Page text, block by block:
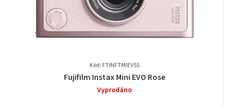
Kód: FTINFTMIEV55
Průměrné
hodnocení
Fujifilm Instax Mini EVO Rose
Vyprodáno